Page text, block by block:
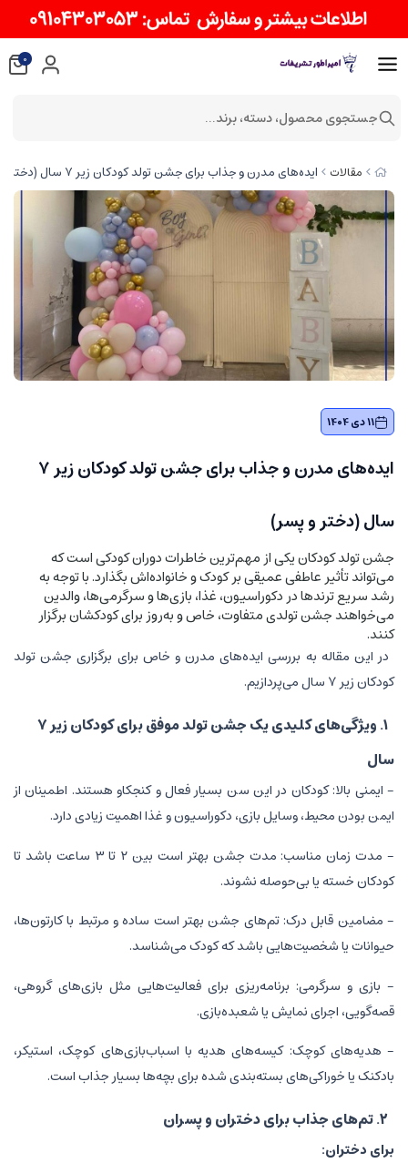
مقالات ایده‌های مدرن و جذاب برای جشن تولد کودکان زیر ۷ سال (دختر و پسر)
11 دی 1404
ایده‌های مدرن و جذاب برای جشن تولد کودکان زیر ۷
سال (دختر و پسر)
جشن تولد کودکان یکی از مهم‌ترین خاطرات دوران کودکی است که
می‌تواند تأثیر عاطفی عمیقی بر کودک و خانواده‌اش بگذارد. با توجه به
رشد سریع ترندها در دکوراسیون، غذا، بازی‌ها و سرگرمی‌ها، والدین
می‌خواهند جشن تولدی متفاوت، خاص و به‌روز برای کودکشان برگزار
کنند.
در این مقاله به بررسی ایده‌های مدرن و خاص برای برگزاری جشن تولد
کودکان زیر ۷ سال می‌پردازیم.
۱. ویژگی‌های کلیدی یک جشن تولد موفق برای کودکان زیر ۷
سال
- ایمنی بالا: کودکان در این سن بسیار فعال و کنجکاو هستند. اطمینان از
ایمن بودن محیط، وسایل بازی، دکوراسیون و غذا اهمیت زیادی دارد.
- مدت زمان مناسب: مدت جشن بهتر است بین ۲ تا ۳ ساعت باشد تا
کودکان خسته یا بی‌حوصله نشوند.
- مضامین قابل درک: تم‌های جشن بهتر است ساده و مرتبط با کارتون‌ها،
حیوانات یا شخصیت‌هایی باشد که کودک می‌شناسد.
- بازی و سرگرمی: برنامه‌ریزی برای فعالیت‌هایی مثل بازی‌های گروهی،
قصه‌گویی، اجرای نمایش یا شعبده‌بازی.
- هدیه‌های کوچک: کیسه‌های هدیه با اسباب‌بازی‌های کوچک، استیکر،
بادکنک یا خوراکی‌های بسته‌بندی شده برای بچه‌ها بسیار جذاب است.
برای دختران:
0
جستجوی محصول، دسته، برند...